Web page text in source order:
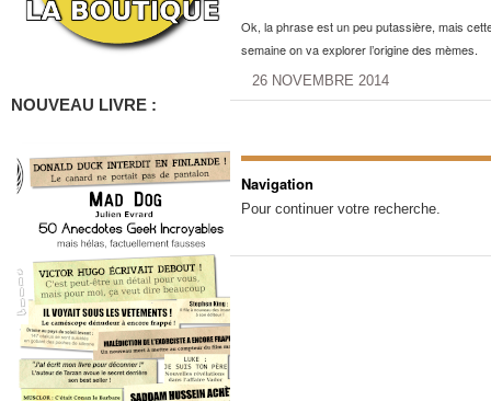
NOUVEAU LIVRE :
Ok, la phrase est un peu putassière, mais
semaine on va explorer l’origine des mèmes.
26 NOVEMBRE 2014
Navigation
Pour continuer votre recherche.